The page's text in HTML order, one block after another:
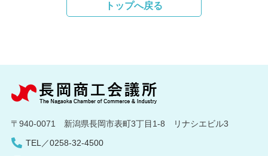
トップへ戻る
〒940-0071 新潟県長岡市表町3丁目1-8 リナシエビル3
TEL／0258-32-4500